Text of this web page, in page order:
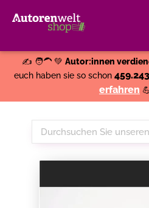
✍️ 🧑‍🦱 💚 Autor:innen
euch haben sie so schon
erfahren
Durchsuchen
Sie